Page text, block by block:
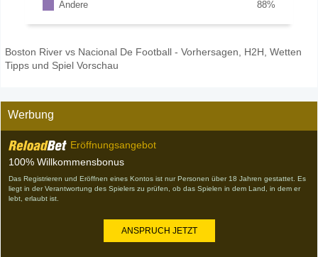
Andere
%
88
Boston River vs Nacional De Football - Vorhersagen, H2H, Wetten
Tipps und Spiel Vorschau
Werbung
Eröffnungsangebot
100% Willkommensbonus
Das Registrieren und Eröffnen eines Kontos ist nur Personen über 18 Jahren gestattet. Es
liegt in der Verantwortung des Spielers zu prüfen, ob das Spielen in dem Land, in dem er
lebt, erlaubt ist.
ANSPRUCH JETZT